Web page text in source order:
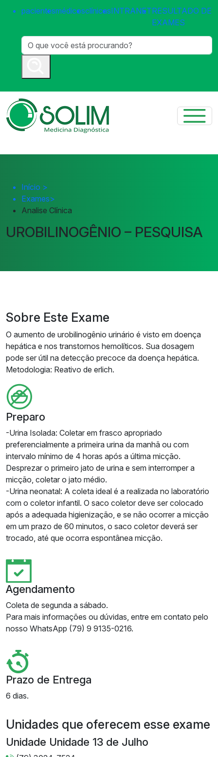
pacientesmédicosclínicasINTRANETRESULTADO DE
EXAMES
Início >
Exames>
Analise Clínica
UROBILINOGÊNIO – PESQUISA
Sobre Este Exame
O aumento de urobilinogênio urinário é visto em doença
hepática e nos transtornos hemolíticos. Sua dosagem
pode ser útil na detecção precoce da doença hepática.
Metodologia: Reativo de erlich.
Preparo
-Urina Isolada: Coletar em frasco apropriado
preferencialmente a primeira urina da manhã ou com
intervalo mínimo de 4 horas após a última micção.
Desprezar o primeiro jato de urina e sem interromper a
micção, coletar o jato médio.
-Urina neonatal: A coleta ideal é a realizada no laboratório
com o coletor infantil. O saco coletor deve ser colocado
após a adequada higienização, e se não ocorrer a micção
em um prazo de 60 minutos, o saco coletor deverá ser
trocado, até que ocorra espontânea micção.
Agendamento
Coleta de segunda a sábado.
Para mais informações ou dúvidas, entre em contato pelo
nosso WhatsApp (79) 9 9135-0216.
Prazo de Entrega
6 dias.
Unidades que oferecem esse exame
Unidade Unidade 13 de Julho